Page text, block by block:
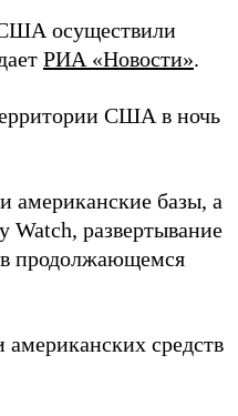
осуществили
РИА «Новости».
США в ночь
американские базы, а
Watch, развертывание
в продолжающемся
американских средств